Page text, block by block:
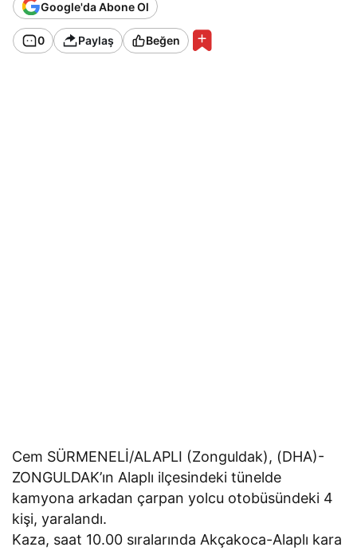
Google'da Abone Ol
0 Paylaş Beğen
Cem SÜRMENELİ/ALAPLI (Zonguldak), (DHA)-
ZONGULDAK’ın Alaplı ilçesindeki tünelde
kamyona arkadan çarpan yolcu otobüsündeki 4
kişi, yaralandı.
Kaza, saat 10.00 sıralarında Akçakoca-Alaplı kara